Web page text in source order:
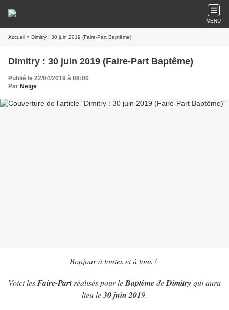
MENU
Accueil » Dimitry : 30 juin 2019 (Faire-Part Baptême)
Dimitry : 30 juin 2019 (Faire-Part Baptême)
Publié le 22/04/2019 à 08:00
Par Neige
Bonjour à toutes et à tous !
Voici lesFaire-Partréalisés pour leBaptêmedeDimitryqui aura
lieu le30 juin 2019.